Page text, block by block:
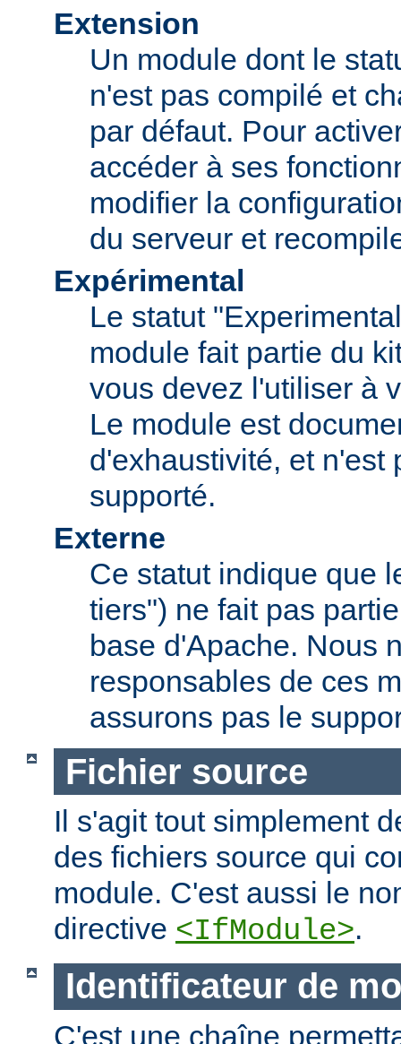
Extension
Un module dont le
n'est pas compilé et
par défaut. Pour
accéder à ses
modifier la
du serveur et
Expérimental
Le statut
module fait partie du
vous devez l'utiliser à
Le module est
d'exhaustivité, et n'est
supporté.
Externe
Ce statut indique que
tiers") ne fait pas
base d'Apache. Nous
responsables de ces
assurons pas le
Fichier source
Il s'agit tout simplement
des fichiers source qui
module. C'est aussi le
directive <IfModule>.
Identificateur de
C'est une chaîne